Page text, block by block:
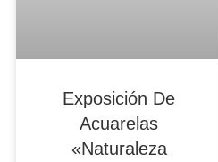
Exposición De
Acuarelas
«Naturaleza